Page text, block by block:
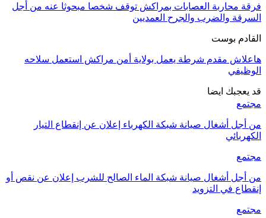
فرقة محاربة العصابات بمراكش توقف شخصا مبحوثا عنه من أجل
السرقة والضرب والجرح العمديين
القادم بوست
هاعلاش مقدم شرطة يعمل بولاية أمن مراكش استعمل سلاحه
الوظيفي
قد يعجبك ايضا
مجتمع
من أجل أشغال صيانة شبكة الكهرباء إعلان عن إنقطاع التيار
الكهربائي
مجتمع
من أجل أشغال صيانة شبكة الماء الصالح للشرب إعلان عن نقص أو
إنقطاع في التزويد
مجتمع